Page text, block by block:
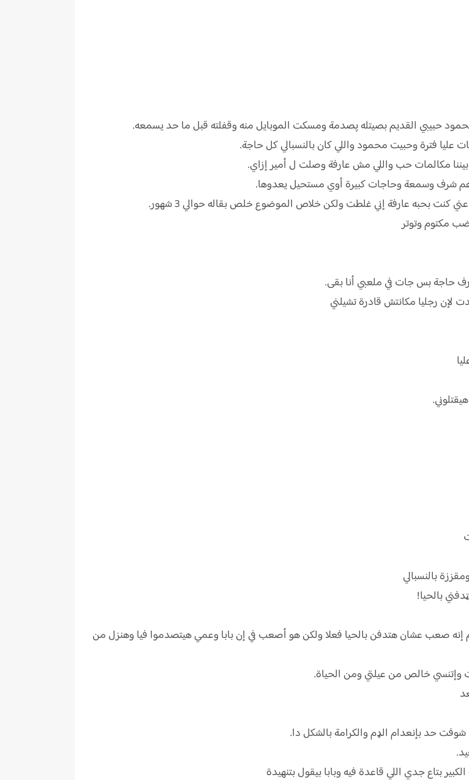
حبيبي القديم بصيتله پصدمة ومسكت الموبايل منه وقفلته قبل ما حد يسمعه.
فترة وحبيت محمود واللي كان بالنسبالي كل حاجة.
مكالمات حب واللي مش عارفة وصلت ل أمير إزاي.
شرف وسمعة وحاجات كبيرة أوي مستحيل يعدوها.
بحبه عارفة إني غلطت ولكن خلاص الموضوع خلص بقاله حوالي 3 شهور.
مكتوم وتوتر
حاجة بس جات في ملعبي أنا بقى.
رجليا مكانتش قادرة تشيلني
بالنسبالي
بالحيا!
إنه صعب عشان هتدفن بالحيا فعلا ولكن هو أصعب في إن بابا وعمي هيتصدموا فيا وهنزل من
وإتنسي خالص من عيلتي ومن الحياة.
حد بإنعدام الډم والكرامة بالشكل دا.
بتاع جدي اللي قاعدة فيه وبابا بيقول بتنهيدة